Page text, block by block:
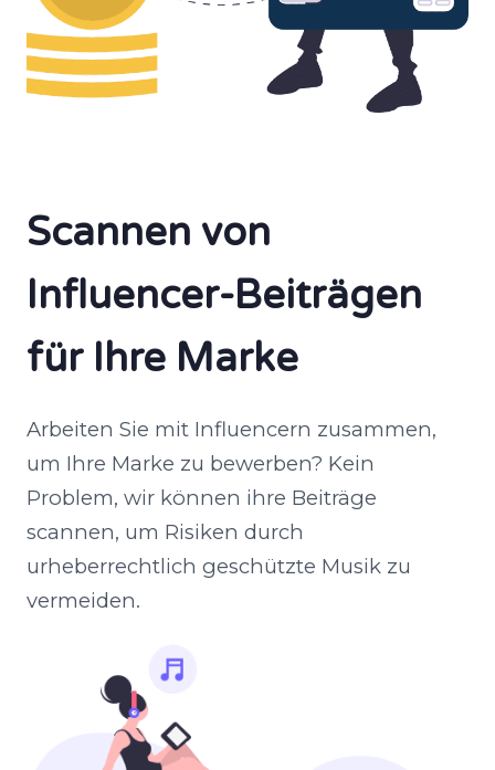
Scannen von
Influencer-Beiträgen
für Ihre Marke
Arbeiten Sie mit Influencern zusammen,
um Ihre Marke zu bewerben? Kein
Problem, wir können ihre Beiträge
scannen, um Risiken durch
urheberrechtlich geschützte Musik zu
vermeiden.